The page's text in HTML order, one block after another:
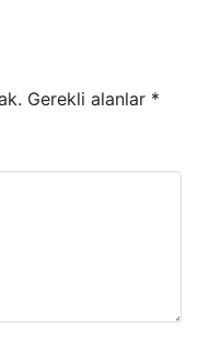
Gerekli alanlar *